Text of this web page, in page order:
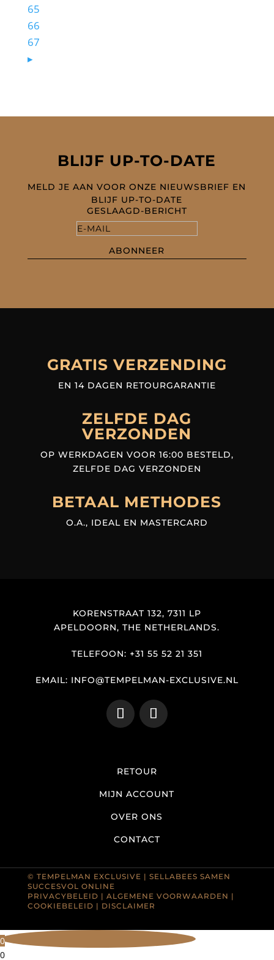
65
66
67
▸
BLIJF UP-TO-DATE
MELD JE AAN VOOR ONZE NIEUWSBRIEF EN
BLIJF UP-TO-DATE
GESLAAGD-BERICHT
ABONNEER
GRATIS VERZENDING
EN 14 DAGEN RETOURGARANTIE
ZELFDE DAG
VERZONDEN
OP WERKDAGEN VOOR 16:00 BESTELD,
ZELFDE DAG VERZONDEN
BETAAL METHODES
O.A., IDEAL EN MASTERCARD
KORENSTRAAT 132, 7311 LP
APELDOORN, THE NETHERLANDS.
TELEFOON: +31 55 52 21 351
EMAIL: INFO@TEMPELMAN-EXCLUSIVE.NL
RETOUR
MIJN ACCOUNT
OVER ONS
CONTACT
© TEMPELMAN EXCLUSIVE | SELLABEES SAMEN
SUCCESVOL ONLINE
PRIVACYBELEID | ALGEMENE VOORWAARDEN |
COOKIEBELEID | DISCLAIMER
0
0